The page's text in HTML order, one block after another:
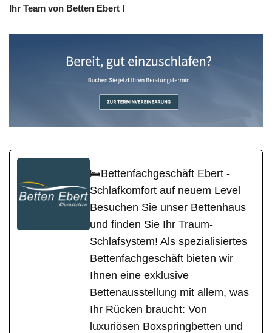
Ihr Team von Betten Ebert !
🛌Bettenfachgeschäft Ebert -
Schlafkomfort auf neuem Level
Besuchen Sie unser Bettenhaus
und finden Sie Ihr Traum-
Schlafsystem! Als spezialisiertes
Bettenfachgeschäft bieten wir
Ihnen eine exklusive
Bettenausstellung mit allem, was
Ihr Rücken braucht: Von
luxuriösen Boxspringbetten und